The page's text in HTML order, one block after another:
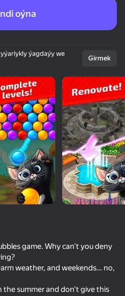
50+ ýokary oýunlar,
olar oýnaýarlar,
Görmek
oýna
ýagdaýy we
Girmek
game. Why can't you deny
weather, and weekends… no,
the summer and don't give this